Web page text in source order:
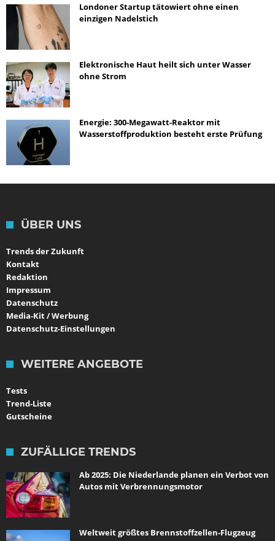
Londoner Startup tätowiert ohne einen
einzigen Nadelstich
Elektronische Haut heilt sich unter Wasser
ohne Strom
Energie: 300-Megawatt-Reaktor mit
Wasserstoffproduktion besteht erste Prüfung
ÜBER UNS
Trends der Zukunft
Kontakt
Redaktion
Impressum
Datenschutz
Media-Kit / Werbung
Datenschutz-Einstellungen
WEITERE ANGEBOTE
Tests
Trend-Liste
Gutscheine
ZUFÄLLIGE TRENDS
Ab 2025: Die Niederlande planen ein Verbot von
Autos mit Verbrennungsmotor
Weltweit größtes Brennstoffzellen-Flugzeug